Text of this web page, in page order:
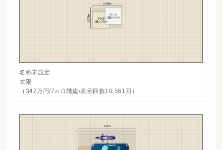
名称未設定
太陽
（342万円/7㎡/1階建/表示回数10,561回）